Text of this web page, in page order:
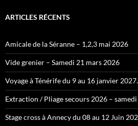
ARTICLES RÉCENTS
Amicale de la Séranne – 1,2,3 mai 2026
Vide grenier – Samedi 21 mars 2026
Voyage à Ténérife du 9 au 16 janvier 2027.
Extraction / Pliage secours 2026 –
Stage cross à Annecy du 08 au 12 Juin